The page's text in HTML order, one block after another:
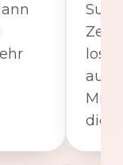
Zeit
die